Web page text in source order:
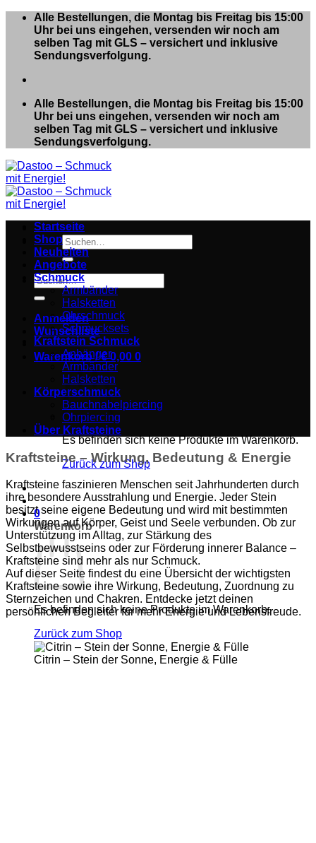
Zum
springen
Alle Bestellungen, die Montag bis Freitag bis 15:00
Uhr bei uns eingehen, versenden wir noch am
selben Tag mit GLS – versichert und inklusive
Sendungsverfolgung.
Alle Bestellungen, die Montag bis Freitag bis 15:00
Uhr bei uns eingehen, versenden wir noch am
selben Tag mit GLS – versichert und inklusive
Sendungsverfolgung.
Suchen
nach:
Suchen
nach:
Anmelden
Wunschliste
Warenkorb /€0,00 0
Es befinden sich keine Produkte im Warenkorb.
Zurück zum Shop
0
Warenkorb
Es befinden sich keine Produkte im Warenkorb.
Zurück zum Shop
Startseite
Shop
Neuheiten
Angebote
Schmuck
Armbänder
Halsketten
Ohrschmuck
Schmucksets
Kraftstein Schmuck
Anhänger
Armbänder
Halsketten
Körperschmuck
Bauchnabelpiercing
Ohrpiercing
Über Kraftsteine
Kraftsteine – Wirkung, Bedeutung & Energie
Kraftsteine faszinieren Menschen seit Jahrhunderten durch
ihre besondere Ausstrahlung und Energie. Jeder Stein
besitzt seine eigene Bedeutung und wird mit bestimmten
Wirkungen auf Körper, Geist und Seele verbunden. Ob zur
Unterstützung im Alltag, zur Stärkung des
Selbstbewusstseins oder zur Förderung innerer Balance –
Kraftsteine sind mehr als nur Schmuck.
Auf dieser Seite findest du eine Übersicht der wichtigsten
Kraftsteine sowie ihre Wirkung, Bedeutung, Zuordnung zu
Sternzeichen und Chakren. Entdecke jetzt deinen
persönlichen Begleiter für mehr Energie und Lebensfreude.
Citrin – Stein der Sonne, Energie & Fülle